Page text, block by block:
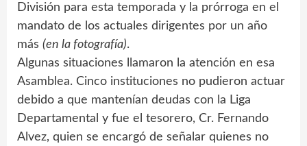
División para esta temporada y la prórroga en el
mandato de los actuales dirigentes por un año
más (en la fotografía).
Algunas situaciones llamaron la atención en esa
Asamblea. Cinco instituciones no pudieron actuar
debido a que mantenían deudas con la Liga
Departamental y fue el tesorero, Cr. Fernando
Alvez, quien se encargó de señalar quienes no